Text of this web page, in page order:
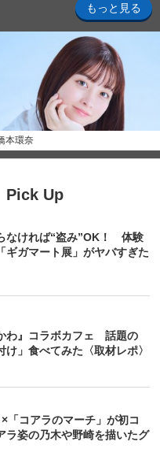
もっと見る
本環奈
Pick Up
なければ“盗み”OK！ 体験
ギガマート展」がヤバすぎた
わ』コラボカフェ 話題の
け」食べてみた〈取材レポ〉
×「コアラのマーチ」が初コ
姿の乃木や野崎を描いたグ